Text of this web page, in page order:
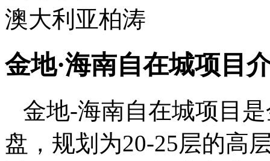
澳大利亚柏涛
金地·海南自在城项目
金地-海南自在城项目
盘，规划为20-25层的高